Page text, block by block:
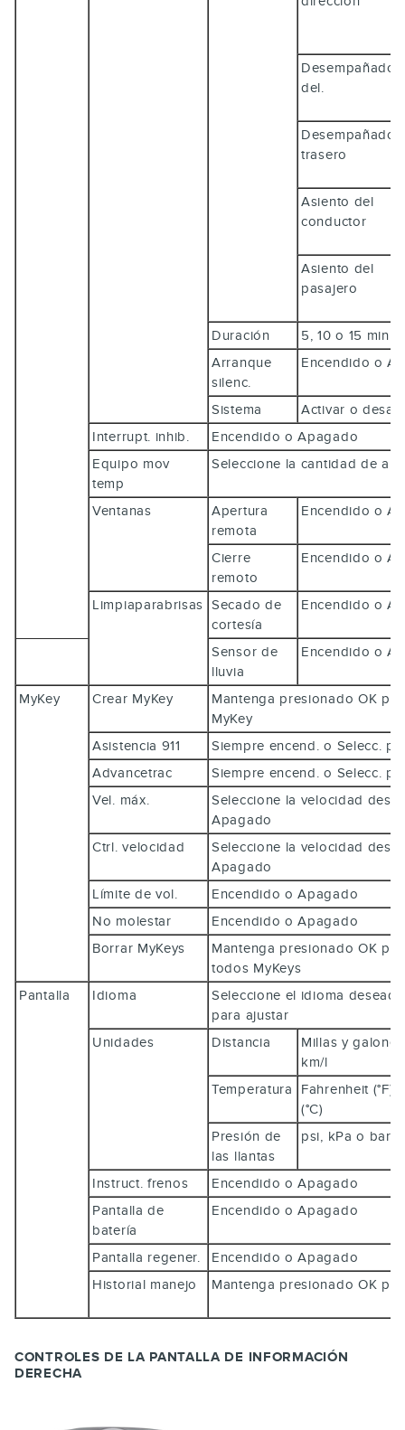
Desempañador
del.
Desempañador
trasero
Asiento del
conductor
Asiento del
pasajero
Duración
5, 10 o 15
Arranque
silenc.
Encendido o
Sistema
Activar o
Interrupt. inhib.
Encendido o Apagado
Equipo mov
temp
Seleccione la cantidad de
Ventanas
Apertura
remota
Encendido o
Cierre
remoto
Encendido o
Limpiaparabrisas Secado de
cortesía
Encendido o
Sensor de
lluvia
Encendido o
MyKey Crear MyKey Mantenga presionado OK
MyKey
Asistencia 911
Siempre encend. o Selecc.
Advancetrac
Siempre encend. o Selecc.
Vel. máx.
Seleccione la velocidad
Apagado
Ctrl. velocidad
Seleccione la velocidad
Apagado
Límite de vol.
Encendido o Apagado
No molestar
Encendido o Apagado
Borrar MyKeys
Mantenga presionado OK
todos MyKeys
Pantalla
Idioma
Seleccione el idioma
para ajustar
Unidades
Distancia
Millas y
km/l
Temperatura
Fahrenheit (°F)
(°C)
Presión de
las llantas
psi, kPa o bar
Instruct. frenos
Encendido o Apagado
Pantalla de
batería
Encendido o Apagado
Pantalla regener.
Encendido o Apagado
Historial manejo
Mantenga presionado OK
CONTROLES DE LA PANTALLA DE INFORMACIÓN
DERECHA